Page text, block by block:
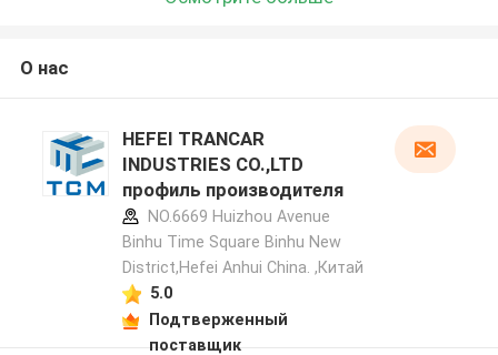
О нас
HEFEI TRANCAR
INDUSTRIES CO.,LTD
профиль производителя
NO.6669 Huizhou Avenue
Binhu Time Square Binhu New
District,Hefei Anhui China. ,Китай
5.0
Подтверженный
поставщик